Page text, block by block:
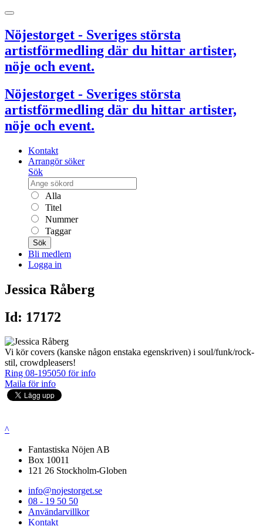
Nöjestorget - Sveriges största
artistförmedling där du hittar artister,
nöje och event.
Nöjestorget - Sveriges största
artistförmedling där du hittar artister,
nöje och event.
Kontakt
Arrangör söker
Sök
Alla
Titel
Nummer
Taggar
Sök
Bli medlem
Logga in
Jessica Råberg
Id: 17172
Vi kör covers (kanske någon enstaka egenskriven) i soul/funk/rock-
stil, crowdpleasers!
Ring 08-195050 för info
Maila för info
^
Fantastiska Nöjen AB
Box 10011
121 26 Stockholm-Globen
info@nojestorget.se
08 - 19 50 50
Användarvillkor
Kontakt